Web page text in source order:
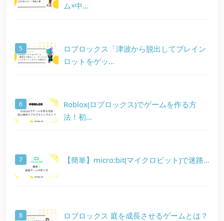
ム×中…
ロブロックス「津波から脱出してブレイン
ロットをゲッ…
Roblox(ロブロックス)でゲームを作る方
法！初…
【簡単】micro:bit(マイクロビット)で迷路…
ロブロックス 庭を成長させるゲームとは？